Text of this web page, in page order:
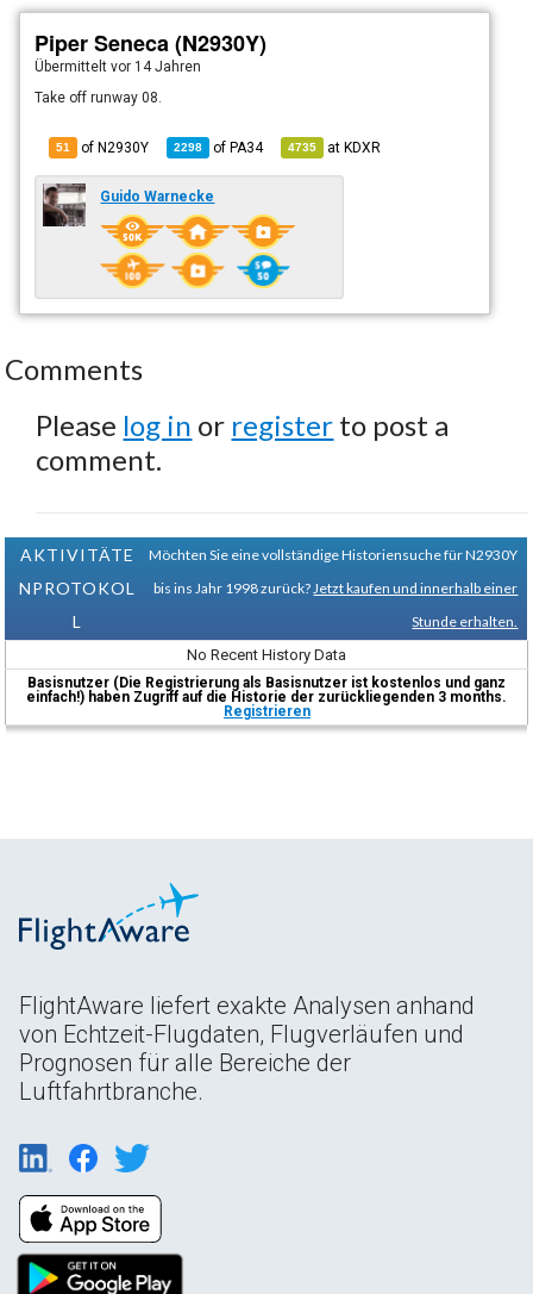
Piper Seneca (N2930Y)
Übermitteltvor 14 Jahren
Take off runway 08.
51 of N2930Y 2298 ofPA34 4735 atKDXR
Guido Warnecke
Comments
Please log in or register to post a
comment.
AKTIVITÄTE
NPROTOKOL
L
Möchten Sie eine vollständige Historiensuche für N2930Y
bis ins Jahr 1998 zurück? Jetzt kaufen und innerhalb einer
Stunde erhalten.
No Recent History Data
Basisnutzer (Die Registrierung als Basisnutzer ist kostenlos und ganz
einfach!) haben Zugriff auf die Historie der zurückliegenden 3 months.
Registrieren
FlightAware liefert exakte Analysen anhand
von Echtzeit-Flugdaten, Flugverläufen und
Prognosen für alle Bereiche der
Luftfahrtbranche.